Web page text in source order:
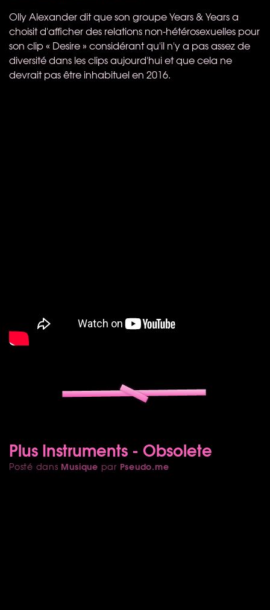
Olly Alexander dit que son groupe Years & Years a
choisit d'afficher des relations non-hétérosexuelles pour
son clip « Desire » considérant qu'il n'y a pas assez de
diversité dans les clips aujourd'hui et que cela ne
devrait pas être inhabituel en 2016.
Plus Instruments - Obsolete
Posté dans Musique par Pseudo.me